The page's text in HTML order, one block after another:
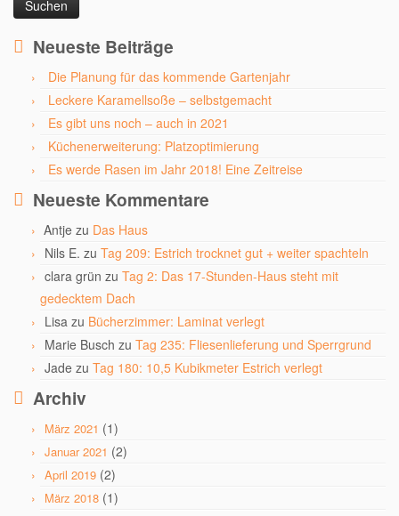
Neueste Beiträge
Die Planung für das kommende Gartenjahr
Leckere Karamellsoße – selbstgemacht
Es gibt uns noch – auch in 2021
Küchenerweiterung: Platzoptimierung
Es werde Rasen im Jahr 2018! Eine Zeitreise
Neueste Kommentare
Antje zu Das Haus
Nils E. zu Tag 209: Estrich trocknet gut + weiter spachteln
clara grün zu Tag 2: Das 17-Stunden-Haus steht mit
gedecktem Dach
Lisa zu Bücherzimmer: Laminat verlegt
Marie Busch zu Tag 235: Fliesenlieferung und Sperrgrund
Jade zu Tag 180: 10,5 Kubikmeter Estrich verlegt
Archiv
März 2021 (1)
Januar 2021 (2)
April 2019 (2)
März 2018 (1)